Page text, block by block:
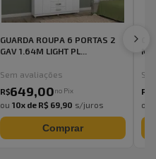
GUARDA ROUPA 6 PORTAS 2
GAV 1.64M LIGHT PL...
Sem avaliações
R$649,00no Pix
ou 10x de R$ 69,90 s/juros
Comprar
R$
ou